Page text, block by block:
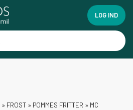
LOG IND
» FROST » POMMES FRITTER » MC